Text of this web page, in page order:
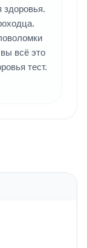
здоровья.
всё это
тест.